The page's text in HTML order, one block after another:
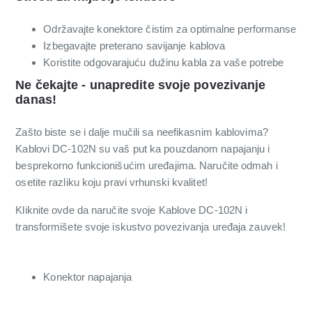
Održavajte konektore čistim za optimalne performanse
Izbegavajte preterano savijanje kablova
Koristite odgovarajuću dužinu kabla za vaše potrebe
Ne čekajte - unapredite svoje povezivanje
danas!
Zašto biste se i dalje mučili sa neefikasnim kablovima?
Kablovi DC-102N su vaš put ka pouzdanom napajanju i
besprekorno funkcionišućim uređajima. Naručite odmah i
osetite razliku koju pravi vrhunski kvalitet!
Kliknite ovde da naručite svoje Kablove DC-102N i
transformišete svoje iskustvo povezivanja uređaja zauvek!
Konektor napajanja